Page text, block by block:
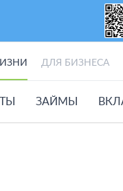
ДЛЯ БИЗНЕСА
ЗАЙМЫ